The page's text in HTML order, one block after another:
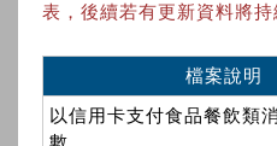
表，後續若有更新資料將持
檔案說明
以信用卡支付食品餐飲類
數